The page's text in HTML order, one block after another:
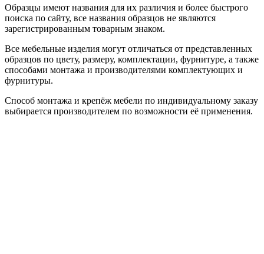
Образцы имеют названия для их различия и более быстрого
поиска по сайту, все названия образцов не являются
зарегистрированным товарным знаком.
Все мебельные изделия могут отличаться от представленных
образцов по цвету, размеру, комплектации, фурнитуре, а также
способами монтажа и производителями комплектующих и
фурнитуры.
Способ монтажа и крепёж мебели по индивидуальному заказу
выбирается производителем по возможности её применения.